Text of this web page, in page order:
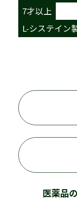
7才以上
L-システイン
医薬品